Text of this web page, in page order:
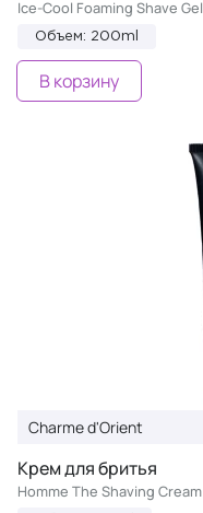
Ice-Cool Foaming Shave Gel
Объем: 200ml
В корзину
Charme d'Orient
Крем для бритья
Homme The Shaving Cream